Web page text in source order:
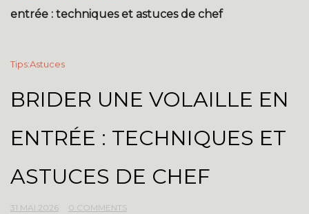
entrée : techniques et astuces de chef
Tips:Astuces
BRIDER UNE VOLAILLE EN
ENTRÉE : TECHNIQUES ET
ASTUCES DE CHEF
31 MAI 2026 0 COMMENTS